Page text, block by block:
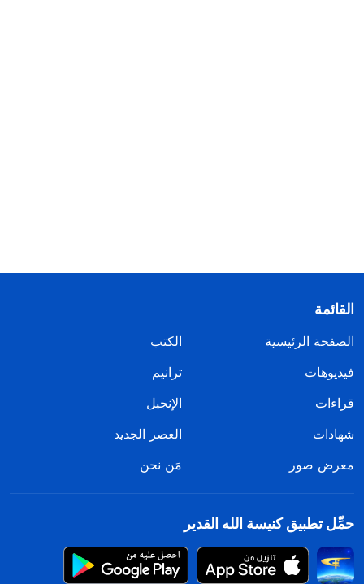
القائمة
الصفحة الرئيسية
الكتب
فيديوهات
ترانيم
قراءات
الإنجيل
شهادات
العصر الجديد
معرض صور
مَن نحن
حمِّل تطبيق كنيسة الله القدير